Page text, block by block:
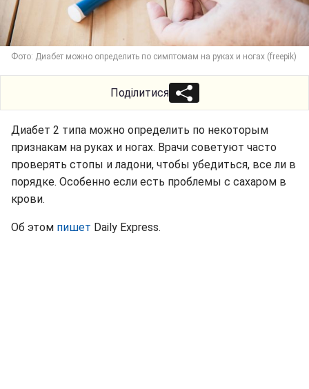
Фото: Диабет можно определить по симптомам на руках и ногах (freepik)
Поділитися
Диабет 2 типа можно определить по некоторым
признакам на руках и ногах. Врачи советуют часто
проверять стопы и ладони, чтобы убедиться, все ли в
порядке. Особенно если есть проблемы с сахаром в
крови.
Об этом пишет Daily Express.